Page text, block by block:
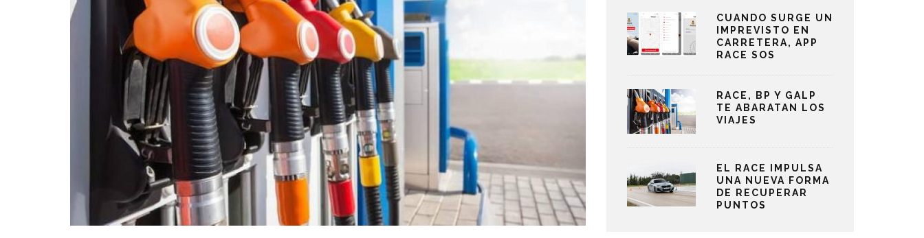
CUANDO SURGE UN
IMPREVISTO EN
CARRETERA, APP
RACE SOS
RACE, BP Y GALP
TE ABARATAN LOS
VIAJES
EL RACE IMPULSA
UNA NUEVA FORMA
DE RECUPERAR
PUNTOS